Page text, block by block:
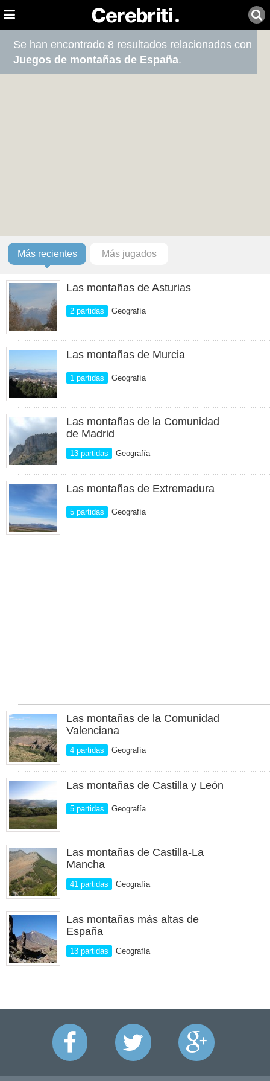
Se han encontrado 8 resultados relacionados con
Juegos de montañas de España.
Más recientes Más jugados
Las montañas de Asturias
2 partidas Geografía
Las montañas de Murcia
1 partidas Geografía
Las montañas de la Comunidad
de Madrid
13 partidas Geografía
Las montañas de Extremadura
5 partidas Geografía
Las montañas de la Comunidad
Valenciana
4 partidas Geografía
Las montañas de Castilla y León
5 partidas Geografía
Las montañas de Castilla-La
Mancha
41 partidas Geografía
Las montañas más altas de
España
13 partidas Geografía